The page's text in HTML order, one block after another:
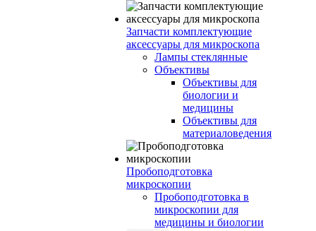
Запчасти комплектующие
аксессуары для микроскопа
Лампы стеклянные
Объективы
Объективы для
биологии и
медицины
Объективы для
материаловедения
Пробоподготовка
микроскопии
Пробоподготовка в
микроскопии для
медицины и биологии